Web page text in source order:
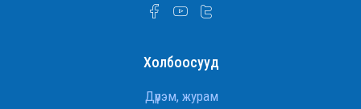
Бодлогын мэдээ - Дугаар:
БОДЛОГЫН МЭДЭЭ
Бодлогын мэдээ - Дугаар:
Холбоосууд
Дүрэм, журам